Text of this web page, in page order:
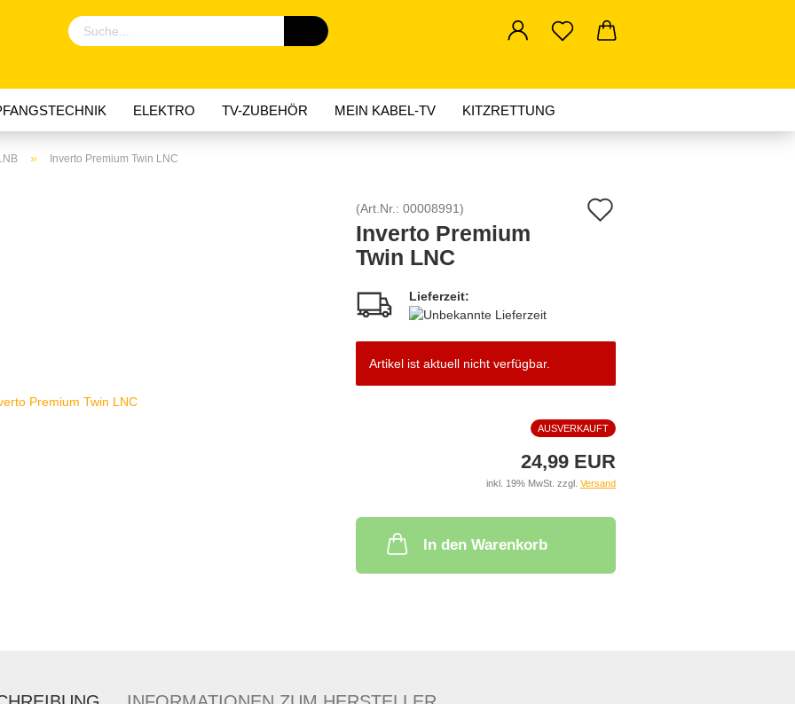
ELEKTRO TV-ZUBEHÖR MEIN KABEL-TV KITZRETTUNG
» Inverto Premium Twin LNC
(Art.Nr.: 00008991)
Inverto Premium
Twin LNC
Lieferzeit:
Artikel ist aktuell nicht verfügbar.
AUSVERKAUFT
24,99 EUR
inkl. 19% MwSt. zzgl. Versand
In den Warenkorb